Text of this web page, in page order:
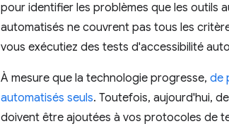
pour identifier les problèmes que les outils
automatisés ne couvrent pas tous les
vous exécutiez des tests d'accessibilité
À mesure que la technologie progresse, de
automatisés seuls. Toutefois, aujourd'hui,
doivent être ajoutées à vos protocoles de